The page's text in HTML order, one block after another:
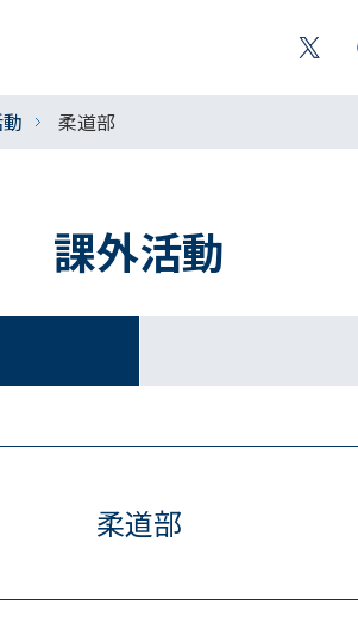
柔道部
課外活動
柔道部